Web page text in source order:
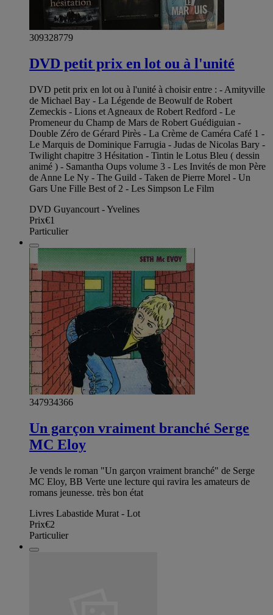
309328779
DVD petit prix en lot ou à l'unité
DVD petit prix en lot ou à l'unité à choisir entre : - Amityville
de Michael Bay - La Légende de Beowulf de Robert
Zemeckis - Lions et Agneaux de Robert Redford - Le
Promeneur du Champ de Mars de Robert Guédiguian -
Double Zéro de Gérard Pirès - La Crème de Caméra Café 1 -
Le Marquis de Dominique Farrugia - Judas de Nicolas Bary -
Twilight chapitre 3 Hésitation - Tintin le Lotus Bleu ( dessin
animé ) - Samantha Oups volume 3 - Les Invités de mon Père
de Anne Le Ny - The Guild - Taken de Pierre Morel - Un
Gars Une Fille Best of 2 - Les Simpson Le Film
DVD Guyancourt - Yvelines
Prix€1
Particulier
347934366
Un garçon vraiment branché Serge
MC Eloy
Je vends le roman "Un garçon vraiment branché" de Serge
MC Eloy, BB Verte une lecture qui ravira les amateurs de
romans jeunesse. très bon état
Livres Labastide Murat - Lot
Prix€2
Particulier